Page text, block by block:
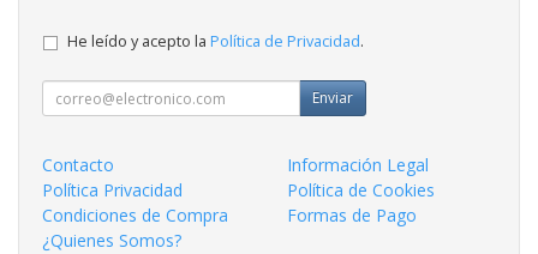
He leído y acepto la Política de Privacidad.
Enviar
Contacto
Información Legal
Política Privacidad
Política de Cookies
Condiciones de Compra
Formas de Pago
¿Quienes Somos?